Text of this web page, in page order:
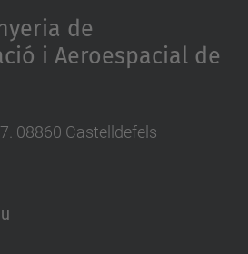
de
i Aeroespacial de
08860 Castelldefels